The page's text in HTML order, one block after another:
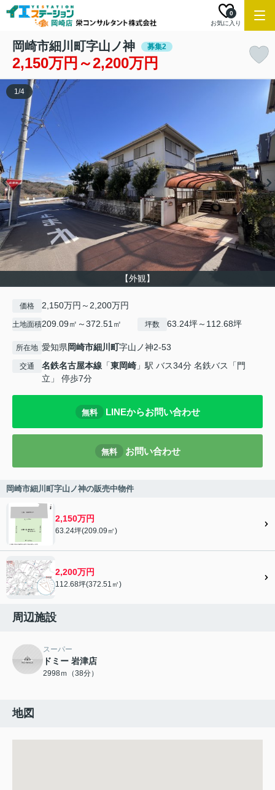
お気に入り
0
岡崎市細川町字山ノ神 募集2
2,150万円～2,200万円
【外観】
1/4
価格 2,150万円～2,200万円
土地面積209.09㎡～372.51㎡ 坪数 63.24坪～112.68坪
所在地 愛知県岡崎市細川町字山ノ神2-53
交通 名鉄名古屋本線 「東岡崎 」駅 バス34分 名鉄バス「門
立」 停歩7分
無料 LINEからお問い合わせ
無料 お問い合わせ
岡崎市細川町字山ノ神の販売中物件
2,150万円
63.24坪(209.09㎡)
2,200万円
112.68坪(372.51㎡)
周辺施設
スーパー
ドミー 岩津店
2998ｍ（38分）
地図